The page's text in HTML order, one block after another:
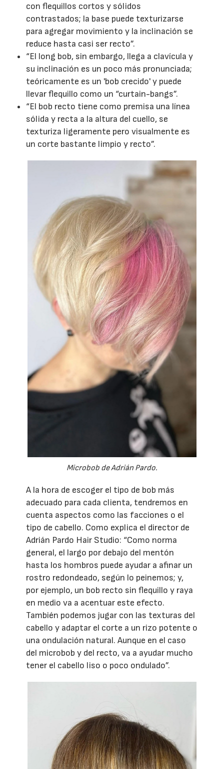
con flequillos cortos y sólidos
contrastados; la base puede texturizarse
para agregar movimiento y la inclinación se
reduce hasta casi ser recto”.
“El long bob, sin embargo, llega a clavícula y
su inclinación es un poco más pronunciada;
teóricamente es un 'bob crecido' y puede
llevar flequillo como un “curtain-bangs”.
“El bob recto tiene como premisa una línea
sólida y recta a la altura del cuello, se
texturiza ligeramente pero visualmente es
un corte bastante limpio y recto”.
Microbob de Adrián Pardo.
A la hora de escoger el tipo de bob más
adecuado para cada clienta, tendremos en
cuenta aspectos como las facciones o el
tipo de cabello. Como explica el director de
Adrián Pardo Hair Studio: “Como norma
general, el largo por debajo del mentón
hasta los hombros puede ayudar a afinar un
rostro redondeado, según lo peinemos; y,
por ejemplo, un bob recto sin flequillo y raya
en medio va a acentuar este efecto.
También podemos jugar con las texturas del
cabello y adaptar el corte a un rizo potente o
una ondulación natural. Aunque en el caso
del microbob y del recto, va a ayudar mucho
tener el cabello liso o poco ondulado”.